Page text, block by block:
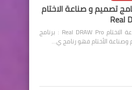
تصميم و صناعة الاختام
Real
تحميل برنامج التصميم و صناعة الاختام Real DRAW Pro : برنامج
وصناعة الأختام فهو رنامج ي…